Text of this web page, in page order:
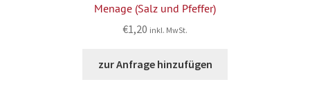
Menage (Salz und Pfeffer)
€1,20 inkl. MwSt.
zur Anfrage hinzufügen